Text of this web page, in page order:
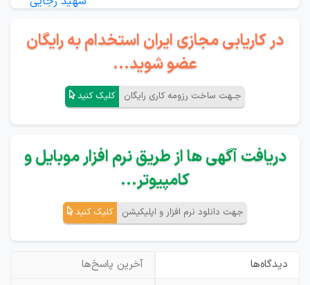
در کاریابی مجازی ایران استخدام به رایگان
عضو شوید...
جـهت ساخت رزومه کاری رایگان کلیک کنید
دریافت آگهی ها از طریق نرم افزار موبایل و
کامپیوتر...
جهت دانلود نرم افزار و اپلیکیشن کلیک کنید
دیدگاه‌ها
آخرین پاسخ‌ها